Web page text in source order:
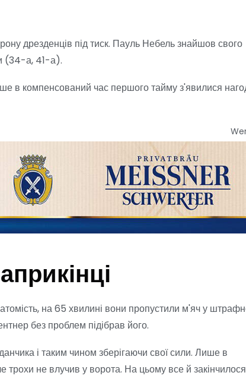
дрезденців під тиск. Пауль Небель знайшов свого
(34-а, 41-а).
в компенсований час першого тайму з'явилися
на 65 хвилині вони пропустили м'яч у
без проблем підібрав його.
і таким чином зберігаючи свої сили. Лише в
не влучив у ворота. На цьому все й